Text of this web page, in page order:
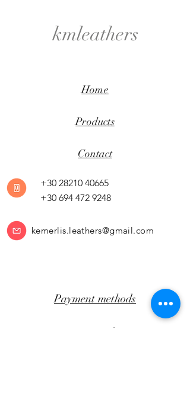
kmleathers
Home
Products
Contact
+30 28210 40665
+30 694 472 9248
kemerlis.leathers@gmail.com
Payment methods
Return Policy